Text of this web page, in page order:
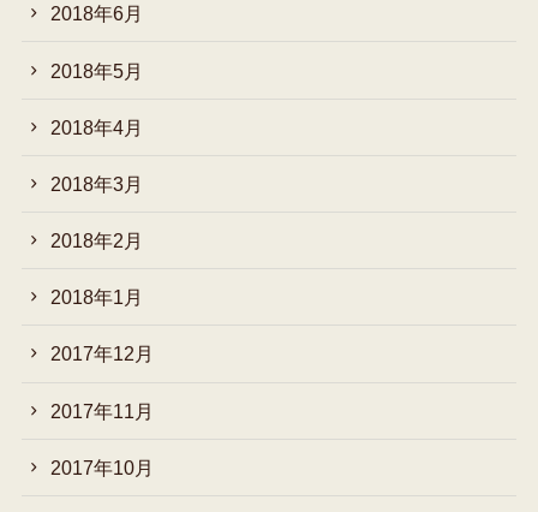
2018年6月
2018年5月
2018年4月
2018年3月
2018年2月
2018年1月
2017年12月
2017年11月
2017年10月